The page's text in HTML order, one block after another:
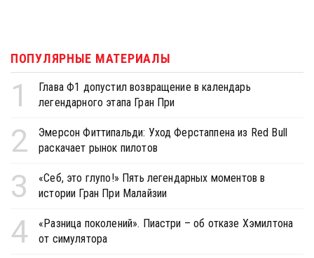
ПОПУЛЯРНЫЕ МАТЕРИАЛЫ
1
Глава Ф1 допустил возвращение в календарь
легендарного этапа Гран При
2
Эмерсон Фиттипальди: Уход Ферстаппена из Red Bull
раскачает рынок пилотов
3
«Себ, это глупо!» Пять легендарных моментов в
истории Гран При Малайзии
4
«Разница поколений». Пиастри – об отказе Хэмилтона
от симулятора